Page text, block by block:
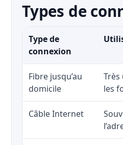
Types de
Type de
connexion
Fibre jusqu’au
domicile
Très
les
Câble Internet